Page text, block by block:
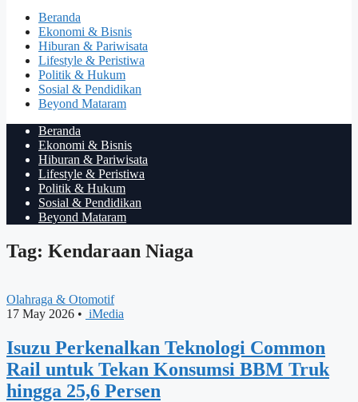
Beranda
Ekonomi & Bisnis
Hiburan & Pariwisata
Lifestyle & Peristiwa
Politik & Hukum
Sosial & Pendidikan
Beyond Mataram
Beranda
Ekonomi & Bisnis
Hiburan & Pariwisata
Lifestyle & Peristiwa
Politik & Hukum
Sosial & Pendidikan
Beyond Mataram
Tag: Kendaraan Niaga
Olahraga & Otomotif
17 May 2026 • iMedia
Isuzu Perkenalkan Teknologi Common
Rail untuk Tekan Konsumsi BBM Truk
hingga 25,6 Persen